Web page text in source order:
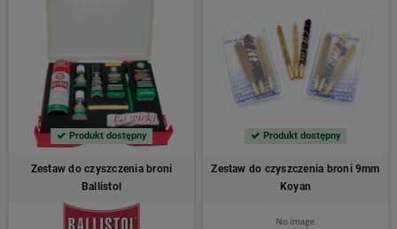
Produkt dostępny
Zestaw do czyszczenia broni
Ballistol
Produkt dostępny
Zestaw do czyszczenia broni 9mm
Koyan